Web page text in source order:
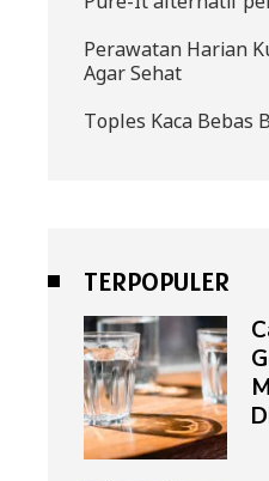
Perawatan Harian
Agar Sehat
Toples Kaca Bebas
TERPOPULER